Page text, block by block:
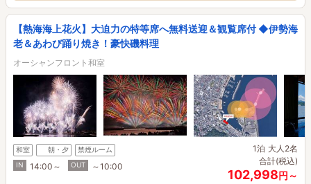
【熱海海上花火】大迫力の特等席へ無料送迎＆観覧席付 ◆伊勢海
老＆あわび踊り焼き！豪快磯料理
オーシャンフロント和室
和室 朝・夕
禁煙ルーム
IN
14:00～ OUT ～10:00
1泊 大人2名
合計(税込)
102,998円～